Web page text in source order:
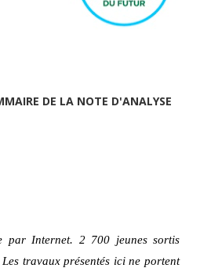
DE LA NOTE D'ANALYSE
par Internet. 2 700 jeunes sortis
travaux présentés ici ne portent